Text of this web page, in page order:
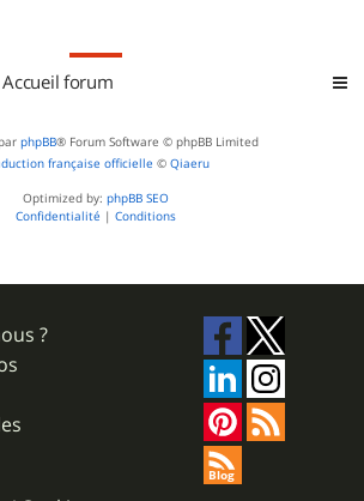
Accueil forum
phpBB® Forum Software © phpBB Limited
française officielle © Qiaeru
Optimized by: phpBB SEO
Confidentialité | Conditions
?